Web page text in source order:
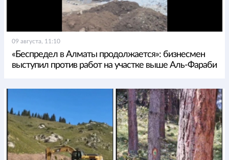
09 августа, 11:10
«Беспредел в Алматы продолжается»: бизнесмен
выступил против работ на участке выше Аль-Фараби